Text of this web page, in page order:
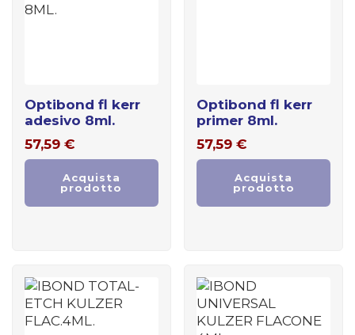
optibond fl kerr
adesivo 8ml.
57,59 €
Acquista
prodotto
optibond fl kerr
primer 8ml.
57,59 €
Acquista
prodotto